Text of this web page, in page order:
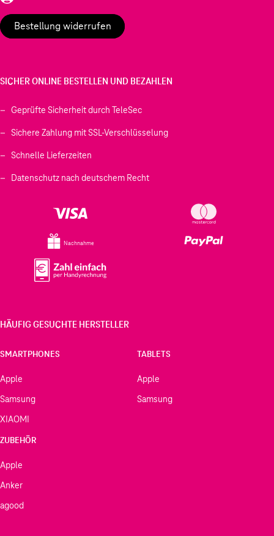
Bestellung widerrufen
SICHER ONLINE BESTELLEN UND BEZAHLEN
Geprüfte Sicherheit durch TeleSec
Sichere Zahlung mit SSL-Verschlüsselung
Schnelle Lieferzeiten
Datenschutz nach deutschem Recht
Nachnahme
HÄUFIG GESUCHTE HERSTELLER
SMARTPHONES
Apple
Samsung
XIAOMI
TABLETS
Apple
Samsung
ZUBEHÖR
Apple
Anker
agood